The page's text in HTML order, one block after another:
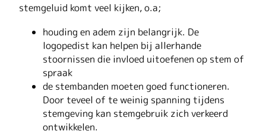
stemgeluid komt veel kijken, o.a;
houding en adem zijn belangrijk. De
logopedist kan helpen bij allerhande
stoornissen die invloed uitoefenen op stem of
spraak
de stembanden moeten goed functioneren.
Door teveel of te weinig spanning tijdens
stemgeving kan stemgebruik zich verkeerd
ontwikkelen.